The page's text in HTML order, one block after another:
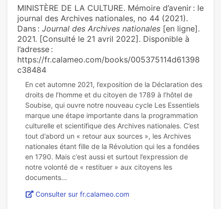
MINISTÈRE DE LA CULTURE. Mémoire d’avenir : le
journal des Archives nationales, no 44 (2021).
Dans : Journal des Archives nationales [en ligne].
2021. [Consulté le 21 avril 2022]. Disponible à
l’adresse :
https://fr.calameo.com/books/005375114d61398
c38484
En cet automne 2021, l’exposition de la Déclaration des
droits de l’homme et du citoyen de 1789 à l’hôtel de
Soubise, qui ouvre notre nouveau cycle Les Essentiels
marque une étape importante dans la programmation
culturelle et scientifique des Archives nationales. C’est
tout d’abord un « retour aux sources », les Archives
nationales étant fille de la Révolution qui les a fondées
en 1790. Mais c’est aussi et surtout l’expression de
notre volonté de « restituer » aux citoyens les
Consulter sur fr.calameo.com